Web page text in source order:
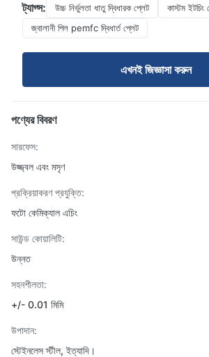
ট্যাগ্স: উচ্চ নির্ভুলতা ধাতু দ্বিধারক প্লেট
কাস্টম ইটচিং
জ্বালানী পিল pemfc দ্বিধার্ত প্লেট
এখনই জিজ্ঞাসা করুন
পণ্যের বিবরণ
সারফেস:
উজ্জ্বল এবং মসৃণ
প্রক্রিয়াকরণ প্রযুক্তি:
ফটো কেমিক্যাল এচিং
সাউন্ড কোয়ালিটি:
উন্নত
সহনশীলতা:
+/- 0.01 মিমি
উপাদান:
স্টেইনলেস স্টীল, ইত্যাদি।